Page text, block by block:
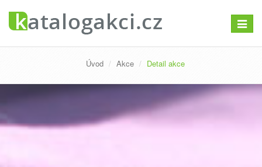
Úvod Akce Detail akce